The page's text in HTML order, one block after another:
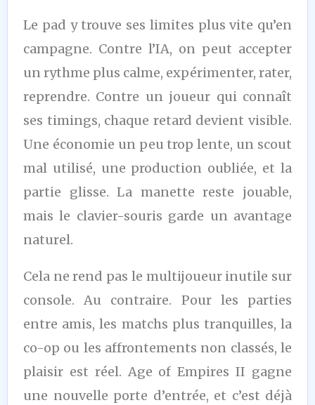
Le pad y trouve ses limites plus vite qu’en
campagne. Contre l’IA, on peut accepter
un rythme plus calme, expérimenter, rater,
reprendre. Contre un joueur qui connaît
ses timings, chaque retard devient visible.
Une économie un peu trop lente, un scout
mal utilisé, une production oubliée, et la
partie glisse. La manette reste jouable,
mais le clavier-souris garde un avantage
naturel.
Cela ne rend pas le multijoueur inutile sur
console. Au contraire. Pour les parties
entre amis, les matchs plus tranquilles, la
co-op ou les affrontements non classés, le
plaisir est réel. Age of Empires II gagne
une nouvelle porte d’entrée, et c’est déjà